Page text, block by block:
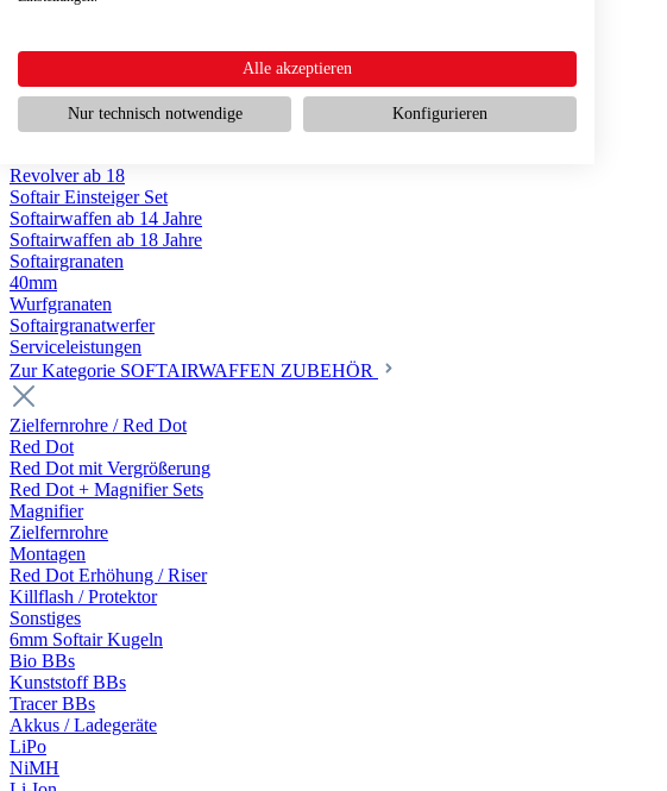
Scharfschützengewehr ab 18
Softair Pistolen
Softair Pistolen elektrisch ab 14
Softair Pistolen Federdruck ab 14
Softair Pistolen HPA Luftdruck ab 18
Revolver ab 18
Softair Einsteiger Set
Softairwaffen ab 14 Jahre
Softairwaffen ab 18 Jahre
Softairgranaten
40mm
Wurfgranaten
Softairgranatwerfer
Serviceleistungen
Zur Kategorie SOFTAIRWAFFEN ZUBEHÖR
Zielfernrohre / Red Dot
Red Dot
Red Dot mit Vergrößerung
Red Dot + Magnifier Sets
Magnifier
Zielfernrohre
Montagen
Red Dot Erhöhung / Riser
Killflash / Protektor
Sonstiges
6mm Softair Kugeln
Bio BBs
Kunststoff BBs
Tracer BBs
Akkus / Ladegeräte
LiPo
NiMH
Alle akzeptieren
Nur technisch notwendige Konfigurieren